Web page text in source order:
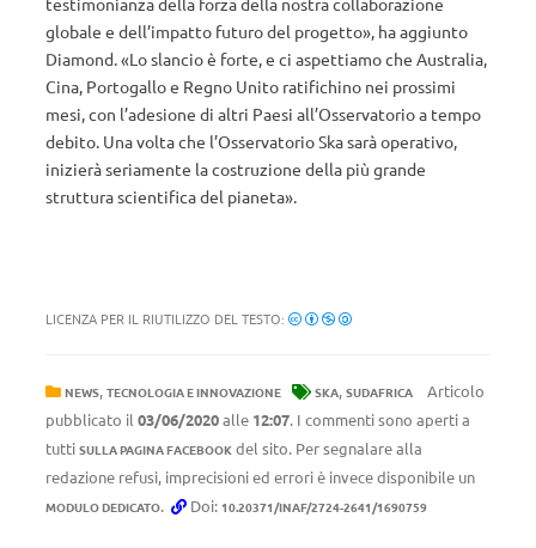
globale e dell’impatto futuro del progetto», ha aggiunto
Diamond. «Lo slancio è forte, e ci aspettiamo che Australia,
Cina, Portogallo e Regno Unito ratifichino nei prossimi
mesi, con l’adesione di altri Paesi all’Osservatorio a tempo
debito. Una volta che l’Osservatorio Ska sarà operativo,
inizierà seriamente la costruzione della più grande
struttura scientifica del pianeta».
LICENZA PER IL RIUTILIZZO DEL TESTO:
NEWS, TECNOLOGIA E INNOVAZIONE SKA, SUDAFRICA
Articolo
pubblicato il 03/06/2020alle 12:07. I commenti sono aperti a
tutti SULLA PAGINA FACEBOOK del sito. Per segnalare alla
redazione refusi, imprecisioni ed errori è invece disponibile un
MODULO DEDICATO. Doi: 10.20371/INAF/2724-2641/1690759